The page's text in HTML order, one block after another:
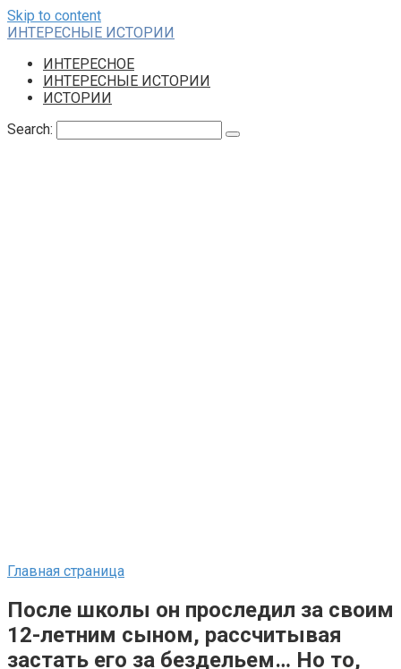
Skip to content
ИНТЕРЕСНЫЕ ИСТОРИИ
ИНТЕРЕСНОЕ
ИНТЕРЕСНЫЕ ИСТОРИИ
ИСТОРИИ
Search:
Главная страница
После школы он проследил за своим
12-летним сыном, рассчитывая
застать его за бездельем… Но то,